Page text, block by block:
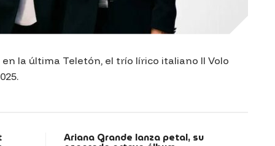
la última Teletón, el trío lírico italiano Il Volo
Ariana Grande lanza petal, su